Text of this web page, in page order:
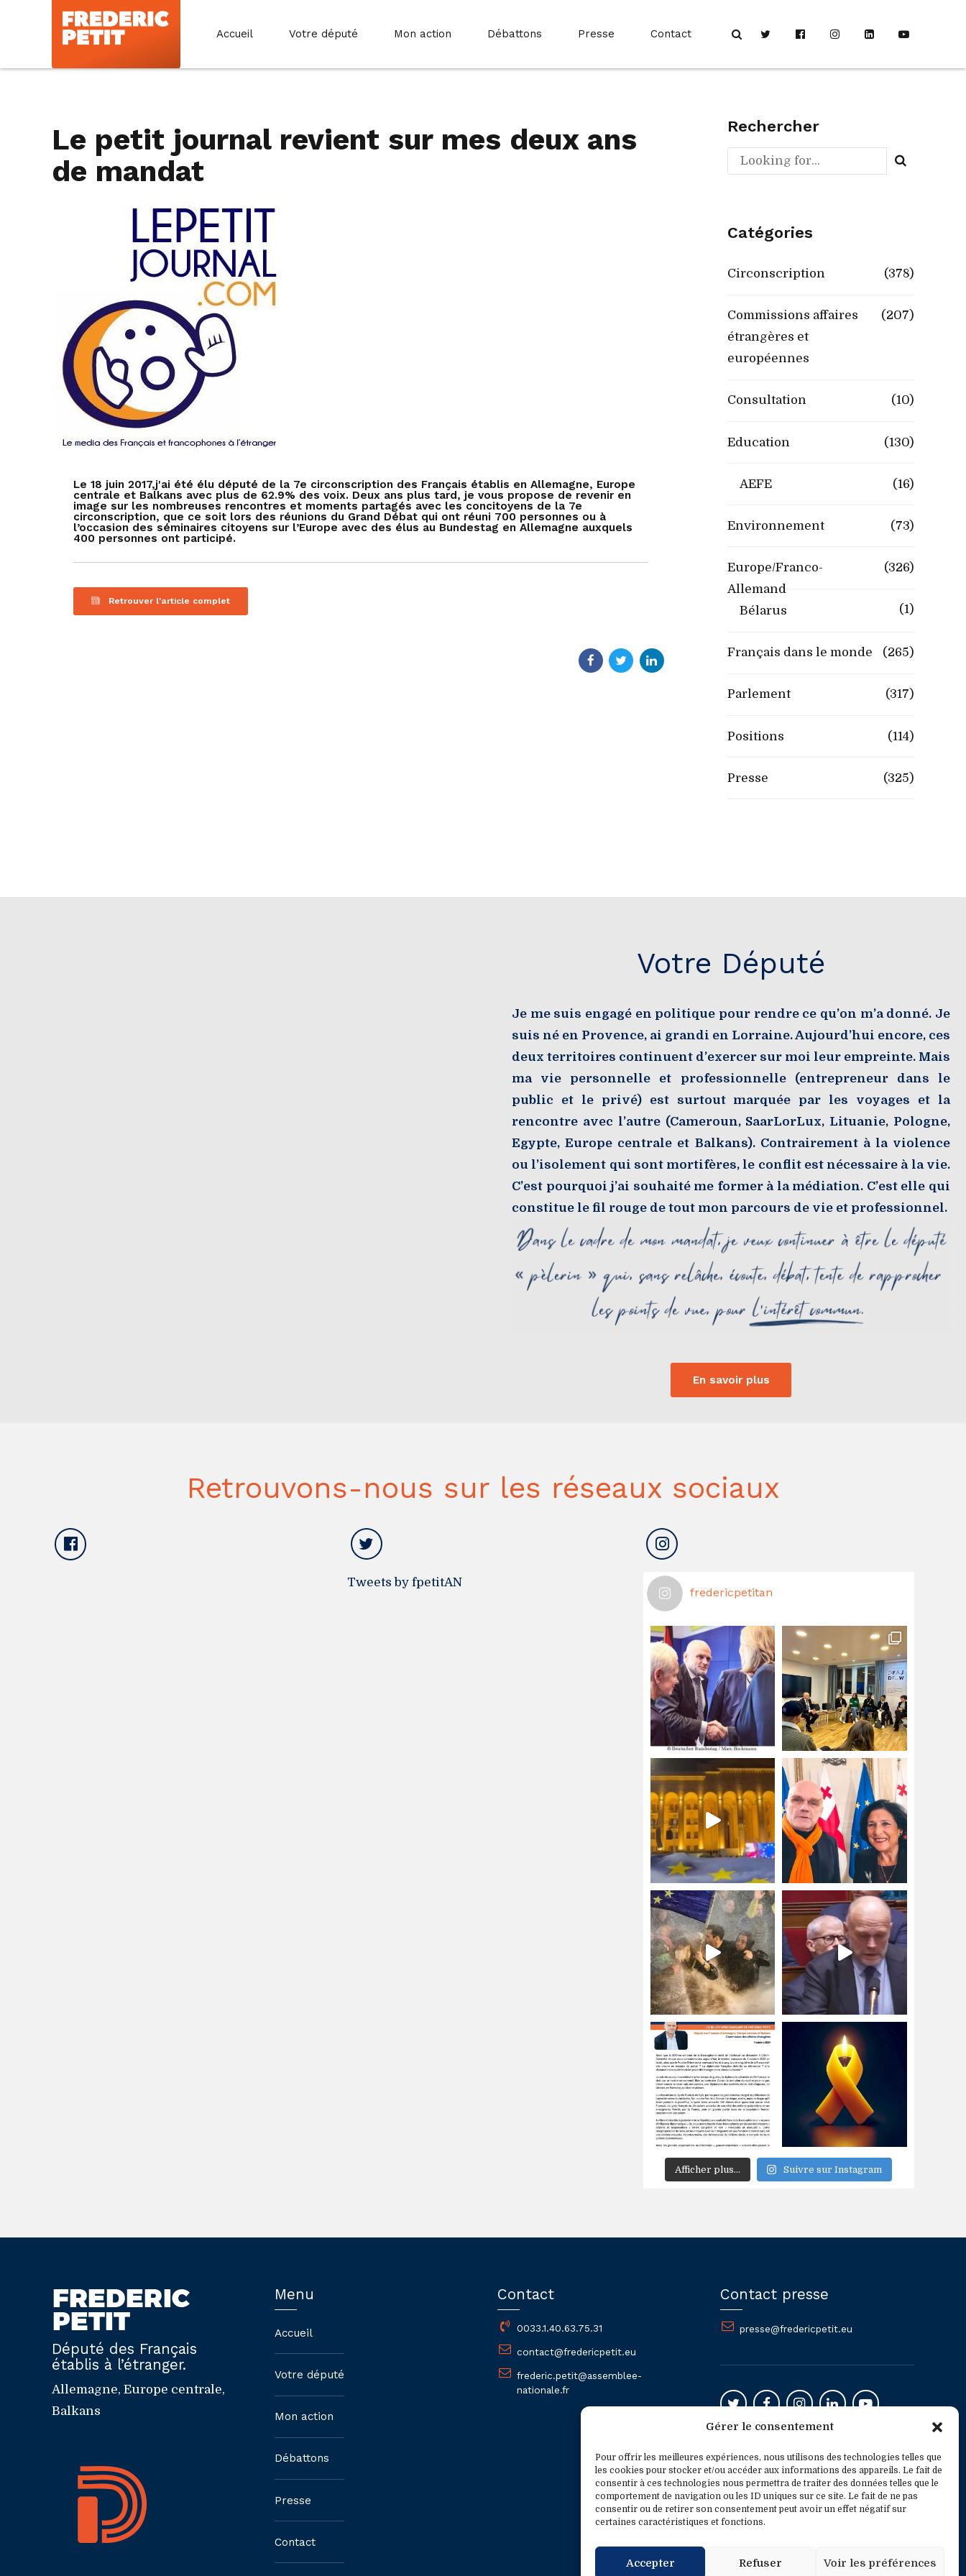
Gérer le consentement
Pour offrir les meilleures expériences, nous utilisons des technologies telles que
les cookies pour stocker et/ou accéder aux informations des appareils. Le fait de
consentir à ces technologies nous permettra de traiter des données telles que le
comportement de navigation ou les ID uniques sur ce site. Le fait de ne pas
consentir ou de retirer son consentement peut avoir un effet négatif sur
certaines caractéristiques et fonctions.
Accepter Refuser Voir les préférences
Accueil Votre député Mon action Débattons Presse Contact
Le petit journal revient sur mes deux ans
de mandat
Le 18 juin 2017,j'ai été élu député de la 7e circonscription des Français établis en Allemagne, Europe
centrale et Balkans avec plus de 62.9% des voix. Deux ans plus tard, je vous propose de revenir en
image sur les nombreuses rencontres et moments partagés avec les concitoyens de la 7e
circonscription, que ce soit lors des réunions du Grand Débat qui ont réuni 700 personnes ou à
l’occasion des séminaires citoyens sur l’Europe avec des élus au Bundestag en Allemagne auxquels
400 personnes ont participé.
Retrouver l'article complet
Rechercher
Catégories
Circonscription (378)
Commissions affaires
étrangères et
européennes
(207)
Consultation (10)
Education (130)
AEFE (16)
Environnement (73)
Europe/Franco-
Allemand
(326)
Bélarus (1)
Français dans le monde (265)
Parlement (317)
Positions (114)
Presse (325)
Votre Député
Je me suis engagé en politique pour rendre ce qu’on m’a donné. Je
suis né en Provence, ai grandi en Lorraine. Aujourd’hui encore, ces
deux territoires continuent d’exercer sur moi leur empreinte. Mais
ma vie personnelle et professionnelle (entrepreneur dans le
public et le privé) est surtout marquée par les voyages et la
rencontre avec l’autre (Cameroun, SaarLorLux, Lituanie, Pologne,
Egypte, Europe centrale et Balkans). Contrairement à la violence
ou l’isolement qui sont mortifères, le conflit est nécessaire à la vie.
C’est pourquoi j’ai souhaité me former à la médiation. C’est elle qui
constitue le fil rouge de tout mon parcours de vie et professionnel.
En savoir plus
Retrouvons-nous sur les réseaux sociaux
Tweets by fpetitAN
fredericpetitan
Afficher plus... Suivre sur Instagram
Député des Français
établis à l’étranger.
Allemagne, Europe centrale,
Balkans
Menu
Accueil
Votre député
Mon action
Débattons
Presse
Contact
Contact
0033.1.40.63.75.31
contact@fredericpetit.eu
frederic.petit@assemblee-
nationale.fr
Contact presse
presse@fredericpetit.eu
Mentions légales